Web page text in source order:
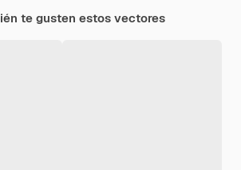
te gusten estos vectores